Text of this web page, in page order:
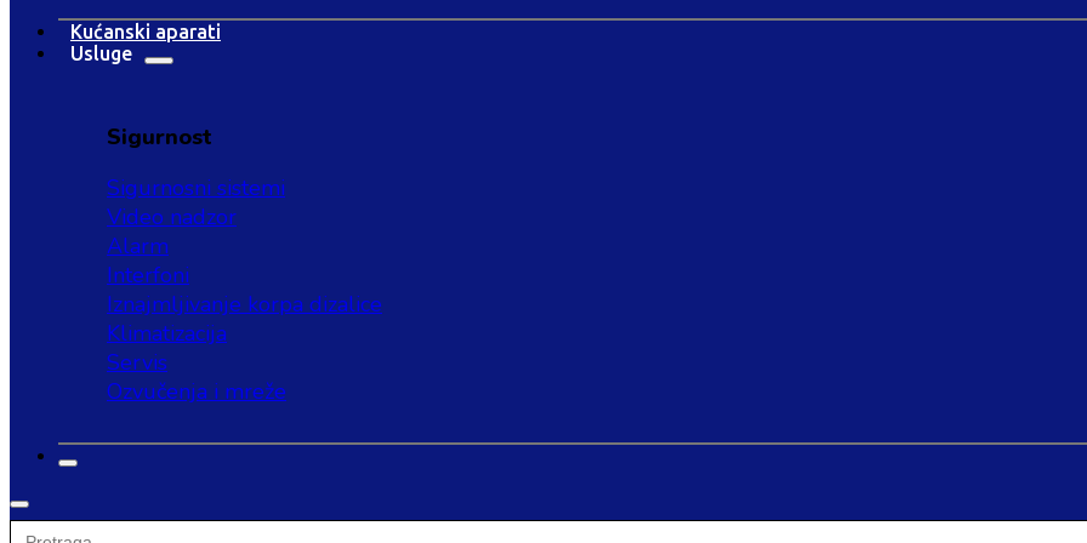
Kućanski aparati
Usluge
Sigurnost
Sigurnosni sistemi
Video nadzor
Alarm
Interfoni
Iznajmljivanje korpa dizalice
Klimatizacija
Servis
Ozvučenja i mreže
Search